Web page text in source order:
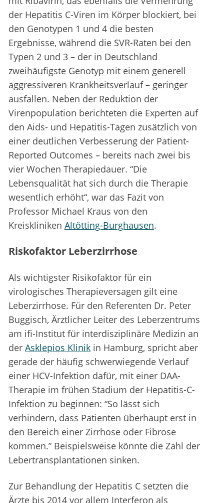
der Hepatitis C-Viren im Körper blockiert, bei
den Genotypen 1 und 4 die besten
Ergebnisse, während die SVR-Raten bei den
Typen 2 und 3 – der in Deutschland
zweihäufigste Genotyp mit einem generell
aggressiveren Krankheitsverlauf – geringer
ausfallen. Neben der Reduktion der
Virenpopulation berichteten die Experten auf
den Aids- und Hepatitis-Tagen zusätzlich von
einer deutlichen Verbesserung der Patient-
Reported Outcomes – bereits nach zwei bis
vier Wochen Therapiedauer. “Die
Lebensqualität hat sich durch die Therapie
wesentlich erhöht“, war das Fazit von
Professor Michael Kraus von den
Kreiskliniken Altötting-Burghausen.
Riskofaktor Leberzirrhose
Als wichtigster Risikofaktor für ein
virologisches Therapieversagen gilt eine
Leberzirrhose. Für den Referenten Dr. Peter
Buggisch, Ärztlicher Leiter des Leberzentrums
am ifi-Institut für interdisziplinäre Medizin an
der Asklepios Klinik in Hamburg, spricht aber
gerade der häufig schwerwiegende Verlauf
einer HCV-Infektion dafür, mit einer DAA-
Therapie im frühen Stadium der Hepatitis-C-
Infektion zu beginnen: “So lässt sich
verhindern, dass Patienten überhaupt erst in
den Bereich einer Zirrhose oder Fibrose
kommen.” Beispielsweise könnte die Zahl der
Lebertransplantationen sinken.
Zur Behandlung der Hepatitis C setzten die
Ärzte bis 2014 vor allem Interferon als